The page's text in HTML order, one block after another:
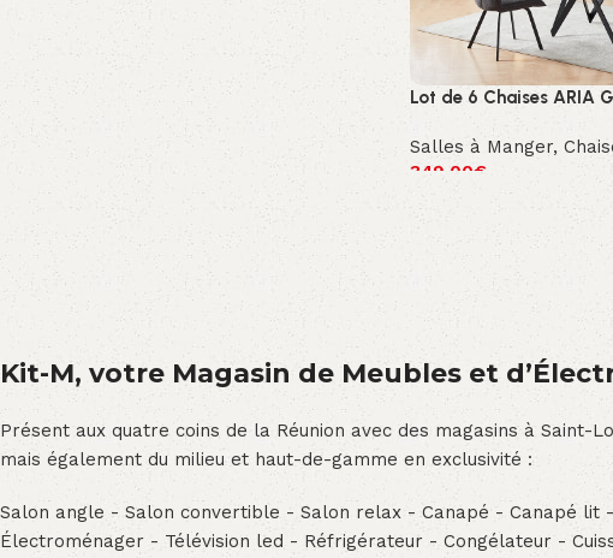
Lot de 6 Chaises ARIA
Salles à Manger,
349.00€
Kit-M, votre Magasin de Meubles et
Présent aux quatre coins de la Réunion avec des magasins à
mais également du milieu et haut-de-gamme en exclusivité :
Salon angle - Salon convertible - Salon relax - Canapé - Canapé
Électroménager - Télévision led - Réfrigérateur - Congélateur -